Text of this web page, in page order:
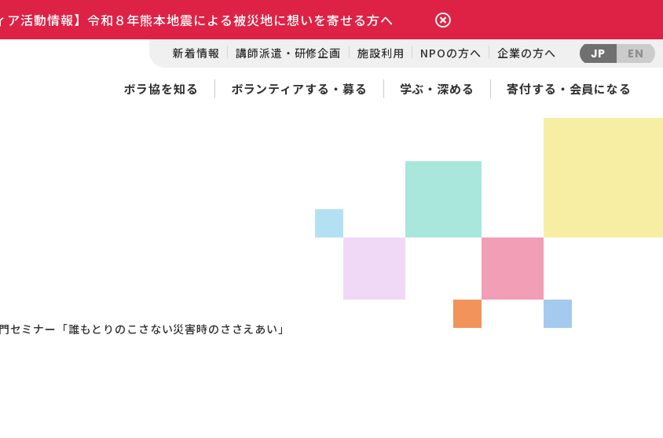
ア活動情報】令和８年熊本地震による被災地に想いを寄せる方へ
新着情報 講師派遣・研修企画 施設利用 NPOの方へ 企業の方へ JP EN
ボラ協を知る ボランティアする・募る 学ぶ・深める 寄付する・会員になる
セミナー「誰もとりのこさない災害時のささえあい」